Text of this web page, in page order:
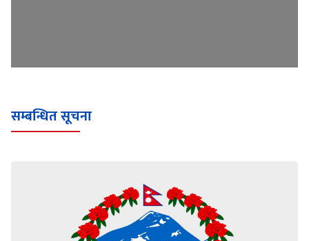
सम्बन्धित सूचना